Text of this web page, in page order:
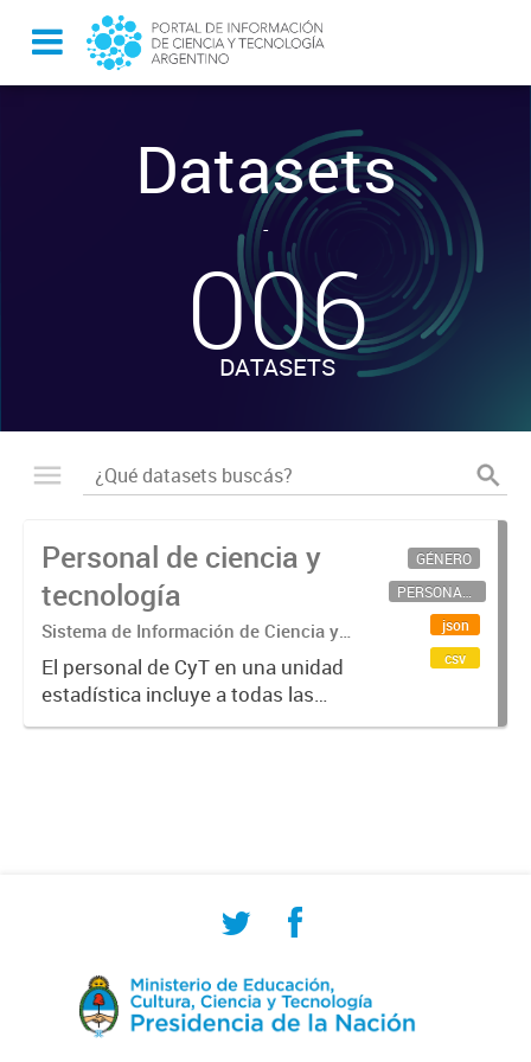
Datasets
-
006
DATASETS
Personal de ciencia y
tecnología
Sistema de Información de Ciencia y
Tecnología Argentino (SICYTAR)
El personal de CyT en una unidad
estadística incluye a todas las
personas involucradas
GÉNERO
PERSONAL CIENTÍFICO-TECNOLÓGICO
json
csv